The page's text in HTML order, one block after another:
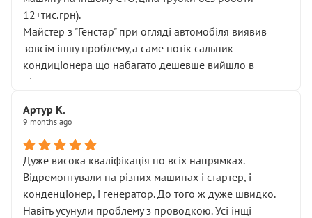
12+тис.грн).
Майстер з "Генстар" при огляді автомобіля виявив
зовсім іншу проблему,а саме потік сальник
кондиціонера що набагато дешевше вийшло в
підсумку.
Артур К.
9 months ago
Дуже висока кваліфікація по всіх напрямках.
Відремонтували на різних машинах і стартер, і
конденціонер, і генератор. До того ж дуже швидко.
Навіть усунули проблему з проводкою. Усі інщі